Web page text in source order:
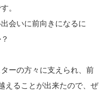
。
会いに前向きになるに
ーの方々に支えられ、前
えることが出来たので、ぜ